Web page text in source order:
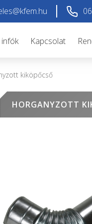
infók Kapcsolat
kiköpőcső
HORGANYZOTT